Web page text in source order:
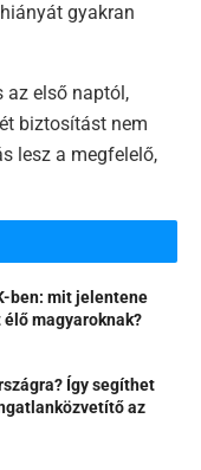
gyakran
az első naptól,
biztosítást nem
lesz a megfelelő,
ben: mit jelentene
magyaroknak?
Így segíthet
az